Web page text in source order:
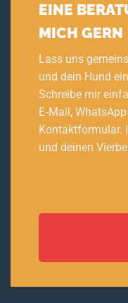
EINE
MICH GERN
Lass uns
und dein Hund
Schreibe mir
E‑Mail,
Kontaktformular.
und deinen